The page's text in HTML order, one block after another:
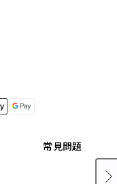
常見問題